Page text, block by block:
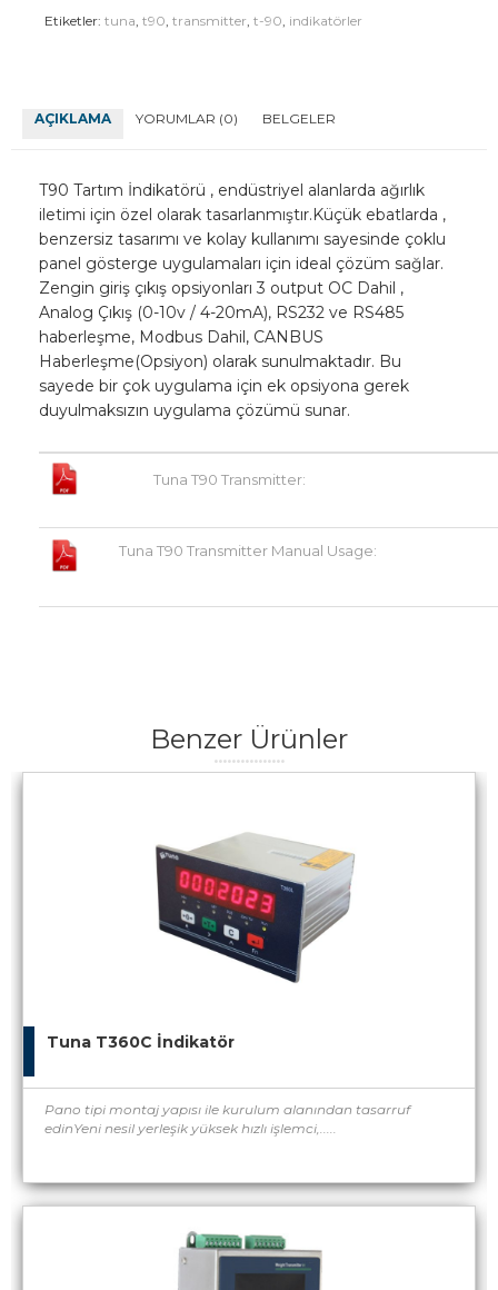
Etiketler: tuna, t90, transmitter, t-90, indikatörler
AÇIKLAMA YORUMLAR (0) BELGELER
T90 Tartım İndikatörü , endüstriyel alanlarda ağırlık
iletimi için özel olarak tasarlanmıştır.Küçük ebatlarda ,
benzersiz tasarımı ve kolay kullanımı sayesinde çoklu
panel gösterge uygulamaları için ideal çözüm sağlar.
Zengin giriş çıkış opsiyonları 3 output OC Dahil ,
Analog Çıkış (0-10v / 4-20mA), RS232 ve RS485
haberleşme, Modbus Dahil, CANBUS
Haberleşme(Opsiyon) olarak sunulmaktadır. Bu
sayede bir çok uygulama için ek opsiyona gerek
duyulmaksızın uygulama çözümü sunar.
Tuna T90 Transmitter:
Tuna T90 Transmitter Manual Usage:
Benzer Ürünler
Tuna T360C İndikatör
Pano tipi montaj yapısı ile kurulum alanından tasarruf
edinYeni nesil yerleşik yüksek hızlı işlemci,.....